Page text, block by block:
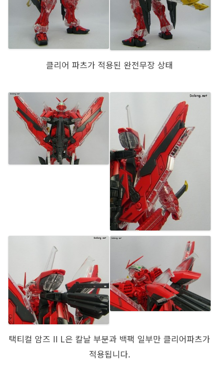
클리어 파츠가 적용된 완전무장 상태
택티컬 암즈 II L은 칼날 부분과 백팩 일부만 클리어파츠가
적용됩니다.